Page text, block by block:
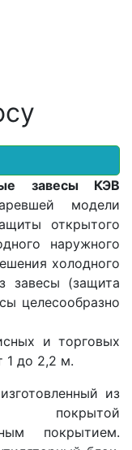
завесы КЭВ
модели
открытого
наружного
холодного
завесы (защита
целесообразно
и торговых
1 до 2,2 м.
из
покрытой
покрытием.